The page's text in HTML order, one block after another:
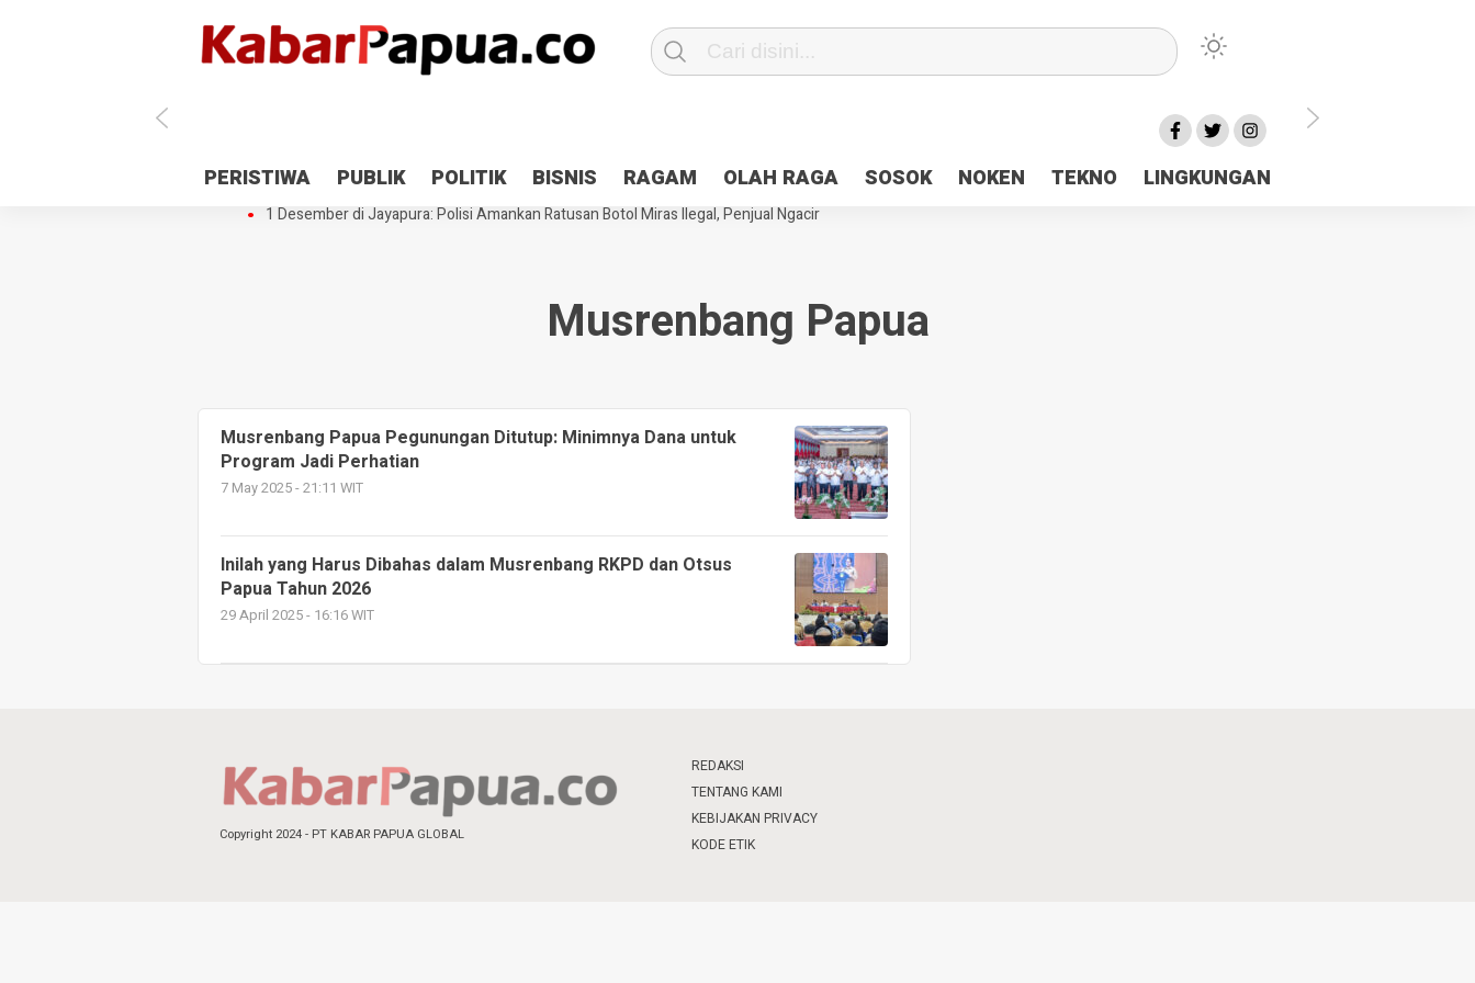
PERISTIWA PUBLIK POLITIK BISNIS RAGAM OLAH RAGA SOSOK NOKEN TEKNO LINGKUNGAN
Antisipasi 1 Desember, TNI Polri Patroli 2×24 jam di Kota Jayapura
Pesan Sejuk Polri di Deklarasi Pemilu Ceria Tanah Papua
Gedung Perpustakaan SMPN 5 Sentani Terbakar
Hibah Pilkada Jayapura Cair 10 Persen, Deposit Kas Daerah Rp23 Miliar Disorot
1 Desember di Jayapura: Polisi Amankan Ratusan Botol Miras Ilegal, Penjual Ngacir
Musrenbang Papua
Musrenbang Papua Pegunungan Ditutup: Minimnya Dana untuk
Program Jadi Perhatian
7 May 2025 - 21:11 WIT
Inilah yang Harus Dibahas dalam Musrenbang RKPD dan Otsus
Papua Tahun 2026
29 April 2025 - 16:16 WIT
Copyright 2024 - PT KABAR PAPUA GLOBAL
REDAKSI
TENTANG KAMI
KEBIJAKAN PRIVACY
KODE ETIK